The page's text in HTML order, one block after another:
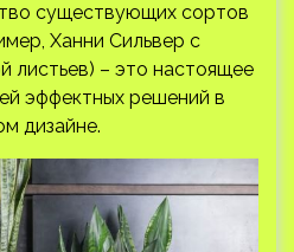
существующих сортов
Ханни Сильвер с
листьев) – это настоящее
эффектных решений в
дизайне.